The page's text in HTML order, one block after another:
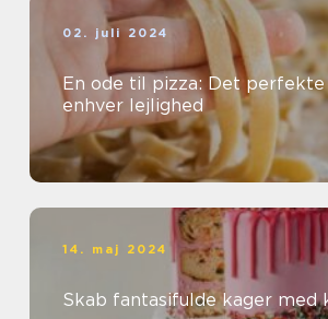
02. juli 2024
En ode til pizza: Det
enhver lejlighed
14. maj 2024
Skab fantasifulde kager med